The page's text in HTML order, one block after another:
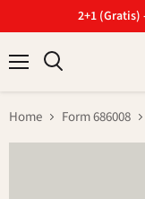
2+1
Home Form 686008